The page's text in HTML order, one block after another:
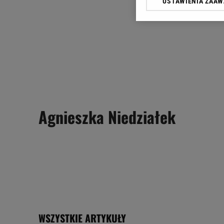
Agnieszka Niedziałek
WSZYSTKIE ARTYKUŁY
Klikając „Akceptuję”
Zaufanych Partnerów i